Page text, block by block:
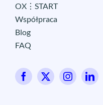
OX⋮START
Współpraca
Blog
FAQ